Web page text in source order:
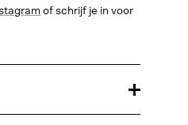
of schrijf je in voor